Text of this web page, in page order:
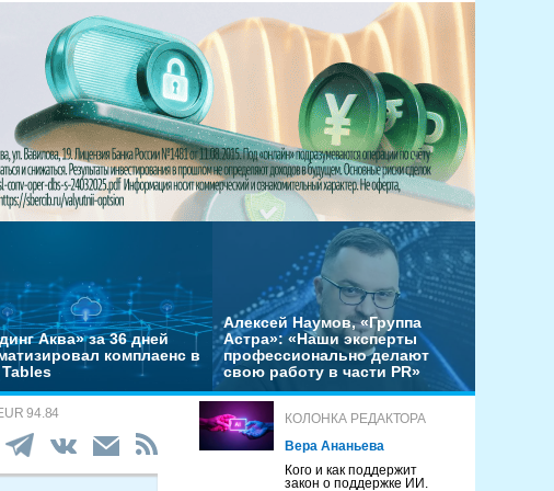
Аква» за 36 дней
комплаенс в
Tables
Алексей Наумов, «Группа
Астра»: «Наши эксперты
профессионально делают
свою работу в части PR»
94.84
КОЛОНКА РЕДАКТОРА
Вера Ананьева
Кого и как поддержит
закон о поддержке ИИ.